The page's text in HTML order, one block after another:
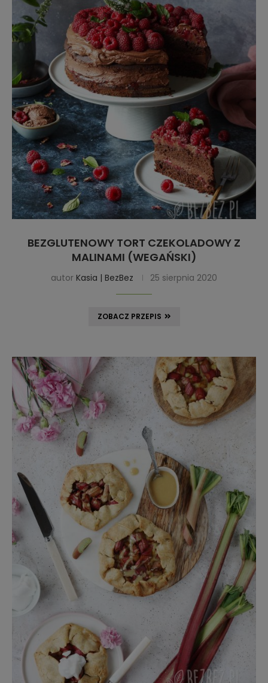
BEZGLUTENOWY TORT CZEKOLADOWY Z
MALINAMI (WEGAŃSKI)
autor Kasia | BezBez 25 sierpnia 2020
ZOBACZ PRZEPIS